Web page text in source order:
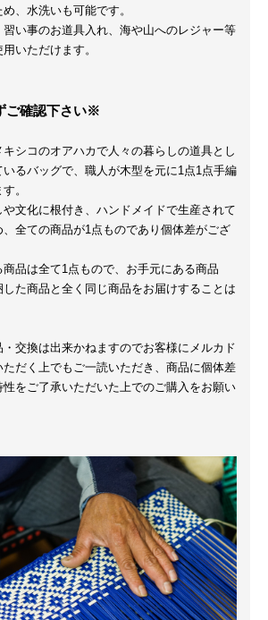
、水洗いも可能です。
い事のお道具入れ、海や山へのレジャー等
いただけます。
ご確認下さい※
キシコのオアハカで人々の暮らしの道具とし
るバッグで、職人が木型を元に1点1点手編
。
文化に根付き、ハンドメイドで生産されて
全ての商品が1点ものであり個体差がござ
品は全て1点もので、お手元にある商品
た商品と全く同じ商品をお届けすることは
交換は出来かねますのでお客様にメルカド
だく上でもご一読いただき、商品に個体差
をご了承いただいた上でのご購入をお願い